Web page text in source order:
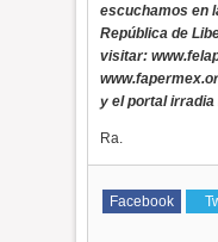
escuchamos en
República de
visitar:
y el portal
Ra.
Facebook